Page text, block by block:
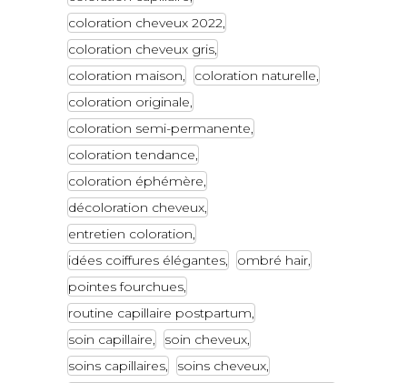
coloration cheveux 2022
coloration cheveux gris
coloration maison
coloration naturelle
coloration originale
coloration semi-permanente
coloration tendance
coloration éphémère
décoloration cheveux
entretien coloration
idées coiffures élégantes
ombré hair
pointes fourchues
routine capillaire postpartum
soin capillaire
soin cheveux
soins capillaires
soins cheveux